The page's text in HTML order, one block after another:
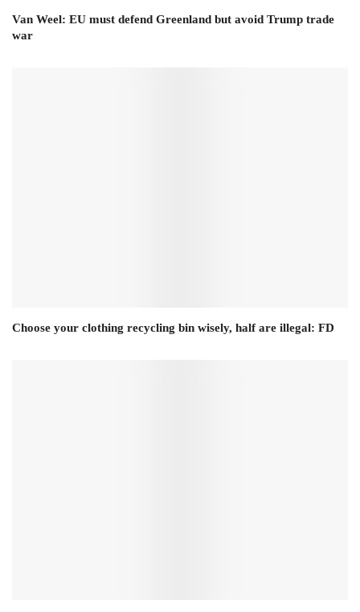
Van Weel: EU must defend Greenland but avoid Trump trade
war
Choose your clothing recycling bin wisely, half are illegal: FD